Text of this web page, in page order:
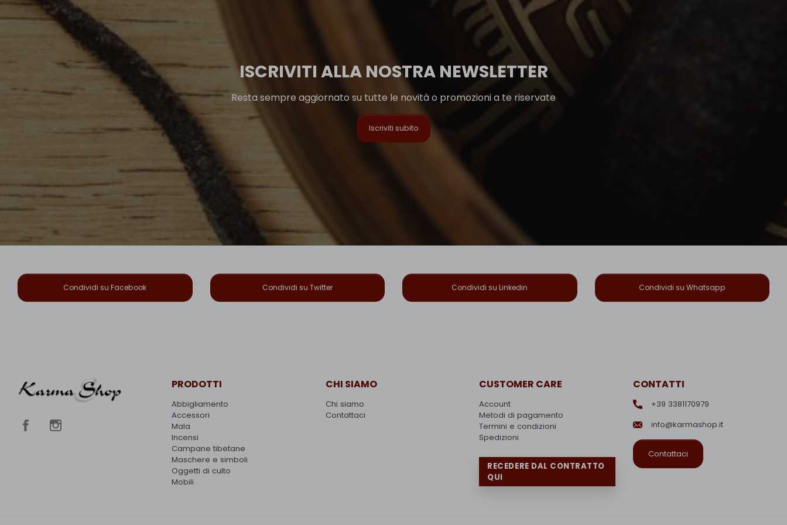
ISCRIVITI ALLA NOSTRA NEWSLETTER
Resta sempre aggiornato su tutte le novità o promozioni a te riservate
Iscriviti subito
Condividi su Facebook Condividi su Twitter Condividi su Linkedin Condividi su Whatsapp
PRODOTTI
Abbigliamento
Accessori
Mala
Incensi
Campane tibetane
Maschere e simboli
Oggetti di culto
Mobili
CHI SIAMO
Chi siamo
Contattaci
CUSTOMER CARE
Account
Metodi di pagamento
Termini e condizioni
Spedizioni
RECEDERE DAL CONTRATTO
QUI
CONTATTI
+39 3381170979
info@karmashop.it
Contattaci